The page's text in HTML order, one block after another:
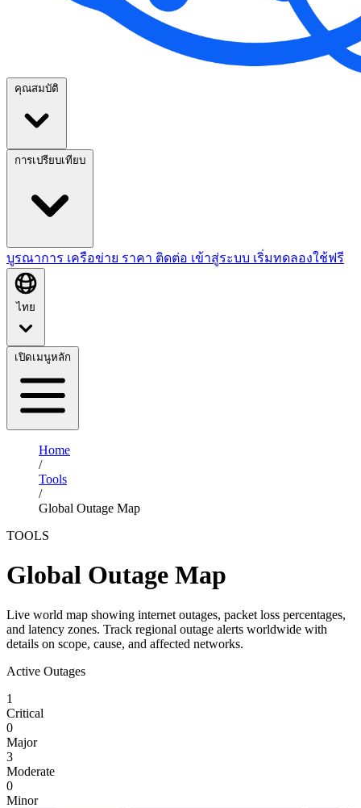
คุณสมบัติ
การเปรียบเทียบ
บูรณาการ เครือข่าย ราคา ติดต่อ เข้าสู่ระบบ เริ่มทดลองใช้ฟรี
ไทย
เปิดเมนูหลัก
Home
/
Tools
/
Global Outage Map
TOOLS
Global Outage Map
Live world map showing internet outages, packet loss percentages,
and latency zones. Track regional outage alerts worldwide with
details on scope, cause, and affected networks.
Active Outages
1
Critical
0
Major
3
Moderate
0
Minor